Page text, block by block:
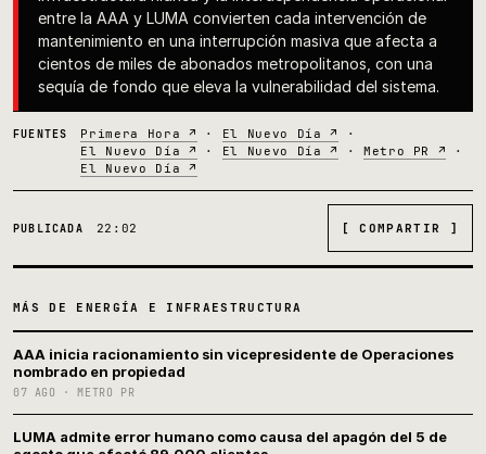
entre la AAA y LUMA convierten cada intervención de
mantenimiento en una interrupción masiva que afecta a
cientos de miles de abonados metropolitanos, con una
sequía de fondo que eleva la vulnerabilidad del sistema.
FUENTES Primera Hora ↗ · El Nuevo Día ↗
·
El Nuevo Día ↗
· El Nuevo Día ↗ · Metro PR ↗
·
El Nuevo Día ↗
PUBLICADA 22:02 [ COMPARTIR ]
MÁS DE ENERGÍA E INFRAESTRUCTURA
AAA inicia racionamiento sin vicepresidente de Operaciones
nombrado en propiedad
07 AGO · METRO PR
LUMA admite error humano como causa del apagón del 5 de